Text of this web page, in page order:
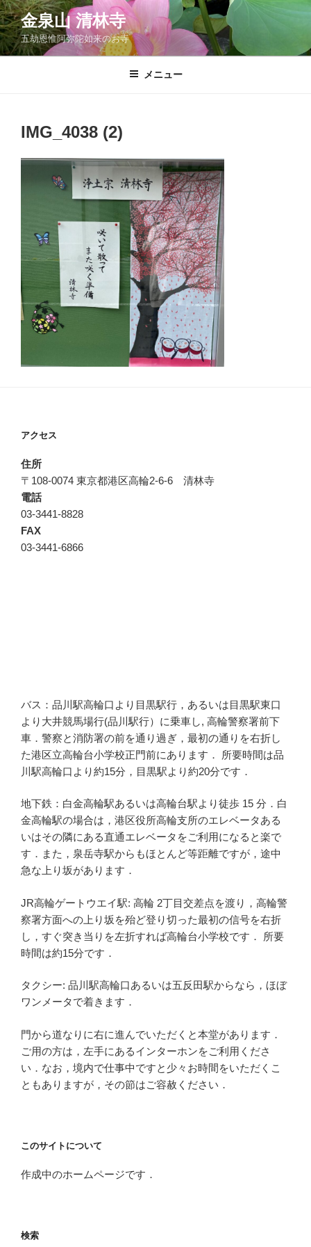
コ
ン
テ
ン
金泉山 清林寺
五劫恩惟阿弥陀如来のお寺
メニュー
IMG_4038 (2)
アクセス
住所
〒108-0074 東京都港区高輪2-6-6 清林寺
電話
03-3441-8828
FAX
03-3441-6866
バス：品川駅高輪口より目黒駅行，あるいは目黒駅東口
より大井競馬場行(品川駅行）に乗車し, 高輪警察署前下
車．警察と消防署の前を通り過ぎ，最初の通りを右折し
た港区立高輪台小学校正門前にあります． 所要時間は品
川駅高輪口より約15分，目黒駅より約20分です．
地下鉄：白金高輪駅あるいは高輪台駅より徒歩 15 分．白
金高輪駅の場合は，港区役所高輪支所のエレベータある
いはその隣にある直通エレベータをご利用になると楽で
す．また，泉岳寺駅からもほとんど等距離ですが，途中
急な上り坂があります．
JR高輪ゲートウエイ駅: 高輪 2丁目交差点を渡り，高輪警
察署方面への上り坂を殆ど登り切った最初の信号を右折
し，すぐ突き当りを左折すれば高輪台小学校です． 所要
時間は約15分です．
タクシー: 品川駅高輪口あるいは五反田駅からなら，ほぼ
ワンメータで着きます．
門から道なりに右に進んでいただくと本堂があります．
ご用の方は，左手にあるインターホンをご利用くださ
い．なお，境内で仕事中ですと少々お時間をいただくこ
ともありますが，その節はご容赦ください．
このサイトについて
作成中のホームページです．
検索